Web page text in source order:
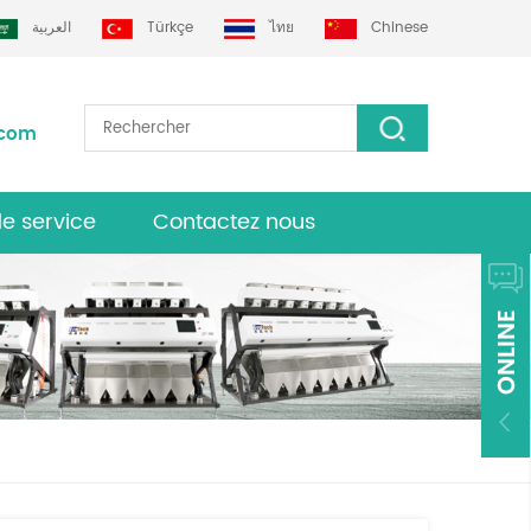
العربية Türkçe ไทย Chinese
service Contactez nous